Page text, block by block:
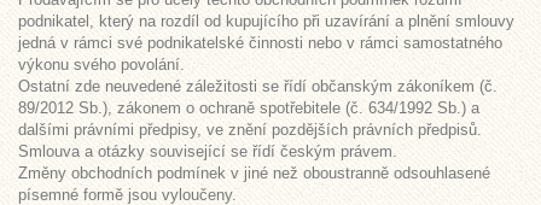
podnikatel, který na rozdíl od kupujícího při uzavírání a plnění smlouvy
jedná v rámci své podnikatelské činnosti nebo v rámci samostatného
výkonu svého povolání.
Ostatní zde neuvedené záležitosti se řídí občanským zákoníkem (č.
89/2012 Sb.), zákonem o ochraně spotřebitele (č. 634/1992 Sb.) a
dalšími právními předpisy, ve znění pozdějších právních předpisů.
Smlouva a otázky související se řídí českým právem.
Změny obchodních podmínek v jiné než oboustranně odsouhlasené
písemné formě jsou vyloučeny.